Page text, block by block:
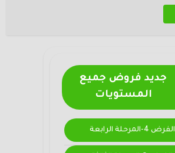
جديد فروض جميع
المستويات
الفرض 4-المرحلة الرابعة